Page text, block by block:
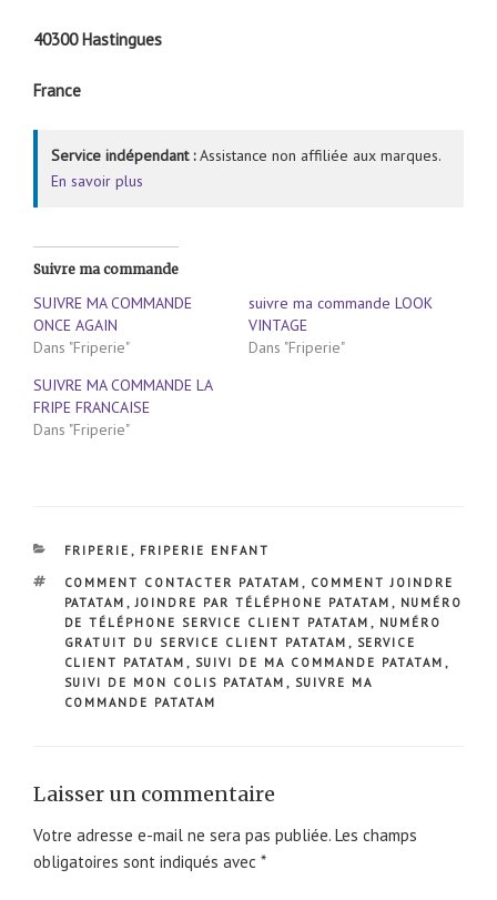
40300 Hastingues
France
Service indépendant :Assistance non affiliée aux marques.
En savoir plus
Suivre ma commande
SUIVRE MA COMMANDE
ONCE AGAIN
Dans "Friperie"
suivre ma commande LOOK
VINTAGE
Dans "Friperie"
SUIVRE MA COMMANDE LA
FRIPE FRANCAISE
Dans "Friperie"
CATÉGORIES
FRIPERIE , FRIPERIE ENFANT
ÉTIQUETTES
COMMENT CONTACTER PATATAM , COMMENT JOINDRE
PATATAM ,JOINDRE PAR TÉLÉPHONE PATATAM , NUMÉRO
DE TÉLÉPHONE SERVICE CLIENT PATATAM , NUMÉRO
GRATUIT DU SERVICE CLIENT PATATAM , SERVICE
CLIENT PATATAM , SUIVI DE MA COMMANDE PATATAM ,
SUIVI DE MON COLIS PATATAM , SUIVRE MA
COMMANDE PATATAM
Laisser un commentaire
Votre adresse e-mail ne sera pas publiée. Les champs
obligatoires sont indiqués avec *